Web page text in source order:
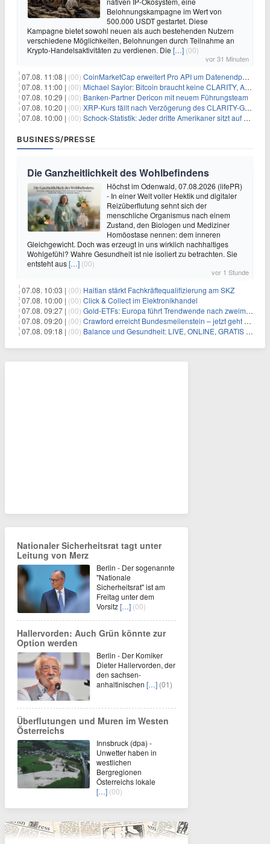
Belohnungskampagne im Wert von
500.000 USDT gestartet. Diese
Kampagne bietet sowohl neuen als auch bestehenden Nutzern
verschiedene Möglichkeiten, Belohnungen durch Teilnahme an
Krypto-Handelsaktivitäten zu verdienen. Die […] (00)
vor 31 Minuten
07.08. 11:08 | (00) CoinMarketCap erweitert Pro API um Datenendpunkte für reale Vermögenswerte
07.08. 11:00 | (00) Michael Saylor: Bitcoin braucht keine CLARITY, Amerika schon
07.08. 10:29 | (00) Banken-Partner Dericon mit neuem Führungsteam
07.08. 10:20 | (00) XRP-Kurs fällt nach Verzögerung des CLARITY-Gesetzes, Analyst warnt vor schwachem August-Trend
07.08. 10:00 | (00) Schock-Statistik: Jeder dritte Amerikaner sitzt auf dem Trockenen – warum Sparen zur Luxus-Aktivität wird
BUSINESS/PRESSE
Die Ganzheitlichkeit des Wohlbefindens
Höchst im Odenwald, 07.08.2026 (lifePR)
- In einer Welt voller Hektik und digitaler
Reizüberflutung sehnt sich der
menschliche Organismus nach einem
Zustand, den Biologen und Mediziner
Homöostase nennen: dem inneren
Gleichgewicht. Doch was erzeugt in uns wirklich nachhaltiges
Wohlgefühl? Wahre Gesundheit ist nie isoliert zu betrachten. Sie
entsteht aus[…] (00)
vor 1 Stunde
07.08. 10:03 | (00) Haitian stärkt Fachkräftequalifizierung am SKZ
07.08. 10:00 | (00) Click & Collect im Elektronikhandel
07.08. 09:27 | (00) Gold-ETFs: Europa führt Trendwende nach zweimonatiger Schwächephase an
07.08. 09:20 | (00) Crawford erreicht Bundesmeilenstein – jetzt geht es in die finale Phase!
07.08. 09:18 | (00) Balance und Gesundheit: LIVE, ONLINE, GRATIS am Mi 19.08.2026 um 19:00 Uhr
Nationaler Sicherheitsrat tagt unter
Leitung von Merz
Berlin - Der sogenannte
"Nationale
Sicherheitsrat" ist am
Freitag unter dem
Vorsitz[…] (00)
Hallervorden: Auch Grün könnte zur
Option werden
Berlin - Der Komiker
Dieter Hallervorden, der
den sachsen-
anhaltinischen […] (01)
Überflutungen und Muren im Westen
Österreichs
Innsbruck (dpa) -
Unwetter haben in
westlichen
Bergregionen
Österreichs lokale
[…] (00)